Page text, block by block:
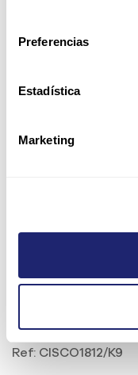
Preferencias
Estadística
Marketing
router 2
Ref: CISCO1812/K9